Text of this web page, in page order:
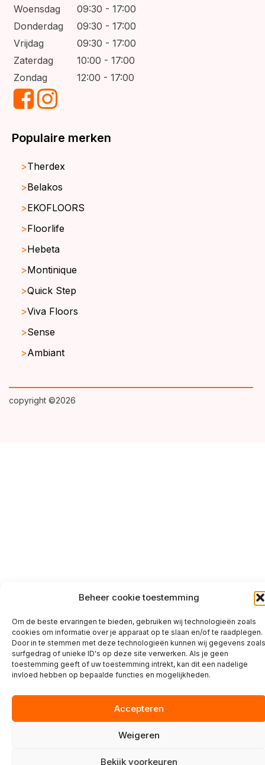
Beheer cookie toestemming
Om de beste ervaringen te bieden, gebruiken wij technologieën zoals
cookies om informatie over je apparaat op te slaan en/of te raadplegen.
Door in te stemmen met deze technologieën kunnen wij gegevens zoals
surfgedrag of unieke ID's op deze site verwerken. Als je geen
toestemming geeft of uw toestemming intrekt, kan dit een nadelige
invloed hebben op bepaalde functies en mogelijkheden.
Accepteren
Weigeren
Bekijk voorkeuren
Woensdag
09:30 - 17:00
Donderdag
09:30 - 17:00
Vrijdag
09:30 - 17:00
Zaterdag
10:00 - 17:00
Zondag
12:00 - 17:00
Populaire merken
Therdex
Belakos
EKOFLOORS
Floorlife
Hebeta
Montinique
Quick Step
Viva Floors
Sense
Ambiant
copyright ©2026